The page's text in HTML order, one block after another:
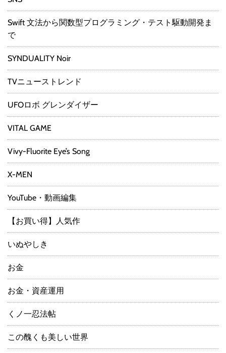
Swift 文法から関数型プログラミング・テスト駆動開発ま
で
SYNDUALITY Noir
TVニューストレンド
UFOロボ グレンダイザー
VITAL GAME
Vivy-Fluorite Eye’s Song
X-MEN
YouTube・動画編集
【お買い得】人気作
いぬやしき
お金
お金・資産運用
くノ一忍法帖
この醜くも美しい世界